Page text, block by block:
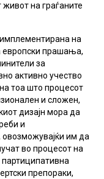
живот на граѓаните
на
европски прашања,
за
активно учество
тоа што процесот
и сложен,
дизајн мора да
и
овозможувајќи им да
во процесот на
препораки,